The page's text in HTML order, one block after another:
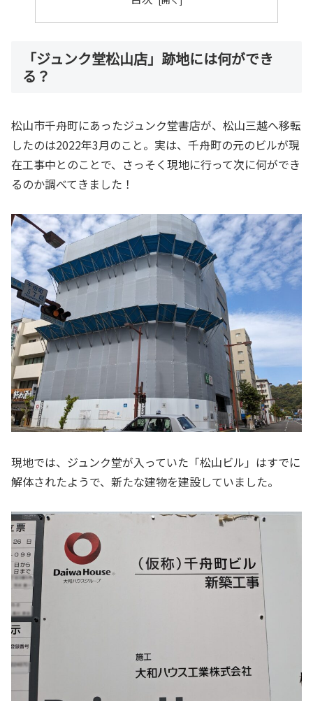
「ジュンク堂松山店」跡地には何ができ
る？
松山市千舟町にあったジュンク堂書店が、松山三越へ移転
したのは2022年3月のこと。実は、千舟町の元のビルが現
在工事中とのことで、さっそく現地に行って次に何ができ
るのか調べてきました！
現地では、ジュンク堂が入っていた「松山ビル」はすでに
解体されたようで、新たな建物を建設していました。